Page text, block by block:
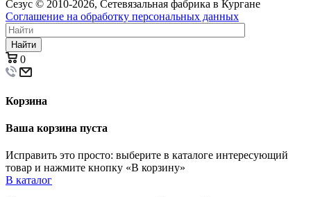
Сезус © 2010-2026, Сетевязальная фабрика в Кургане
Соглашение на обработку персональных данных
Найти
0
Корзина
Ваша корзина пуста
Исправить это просто: выберите в каталоге интересующий
товар и нажмите кнопку «В корзину»
В каталог